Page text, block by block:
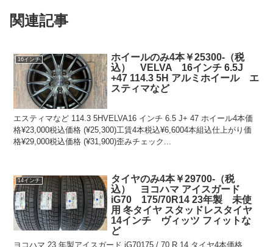
関連記事
16インチ
ホイールのみ4本￥25300-（税
込） VELVA 16インチ 6.5J
+47 114.3 5H アルミホイール エ
スティマなど
エスティマなど 114.3 5HVELVA16 インチ 6.5 J+ 47 ホイール4本価
格¥23,000税込価格 (¥25,300)工賃4本税込¥6,6004本組込仕上がり価
格¥29,000税込価格 (¥31,900)歪みチェック...
14インチ
タイヤのみ4本￥29700-（税
込） ヨコハマ アイスガード
iG70 175/70R14 23年製 未使
用 冬タイヤ スタッドレスタイヤ
14インチ ヴィッツ フィットな
ど
ヨコハマ 23 年製アイスガード iG70175 / 70 R 14 タイヤ4本価格